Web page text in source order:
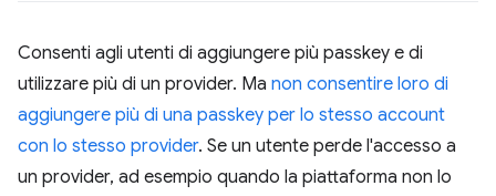
Consenti agli utenti di aggiungere più passkey e di
utilizzare più di un provider. Ma non consentire loro di
aggiungere più di una passkey per lo stesso account
con lo stesso provider. Se un utente perde l'accesso a
un provider, ad esempio quando la piattaforma non lo